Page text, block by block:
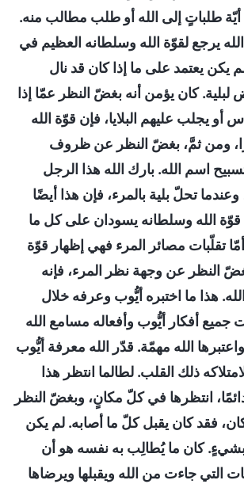
أيّة طلباتٍ إلى الله أو طلب مطالب منه.
يرجع لقوّة الله وسلطانه العظيم في
يعتمد على ما إذا كان قد نال
لبلية. كان يؤمن أنه بغضّ النظر عمّا إذا
أو يجلب عليهم البلايا، فإن قوّة الله
ومن ثمَّ، بغضّ النظر عن ظروف
اسم الله. بارك الله هذا الرجل
تحلّ بلية بالمرء، فإن هذا أيضًا
قوّة الله وسلطانه يسودان على كل ما
أمّا تقلّبات مصائر المرء فهي إظهار قوّة
النظر عن وجهة نظر المرء، فإنه
هذا ما اختبره أيُّوب وعرفه خلال
جميع أفكار أيُّوب وأفعاله مسامع الله
الله مهمّة. قدّر الله معرفة أيُّوب
ذلك القلب. لطالما انتظر هذا
انتظرها في كلّ مكانٍ، وبغضّ النظر
فقد كان يقبل كلّ ما أصابه. لم يكن
كان ما يُطالِب به نفسه هو أن
التي جاءت من الله ويقبلها ويرضاها